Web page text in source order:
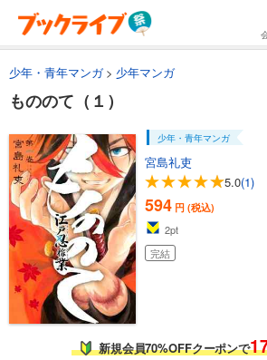
少年・青年マンガ 少年マンガ
もののて（１）
少年・青年マンガ
宮島礼吏
5.0(1)
594 円 (税込)
2pt
完結
新規会員70%OFFクーポンで